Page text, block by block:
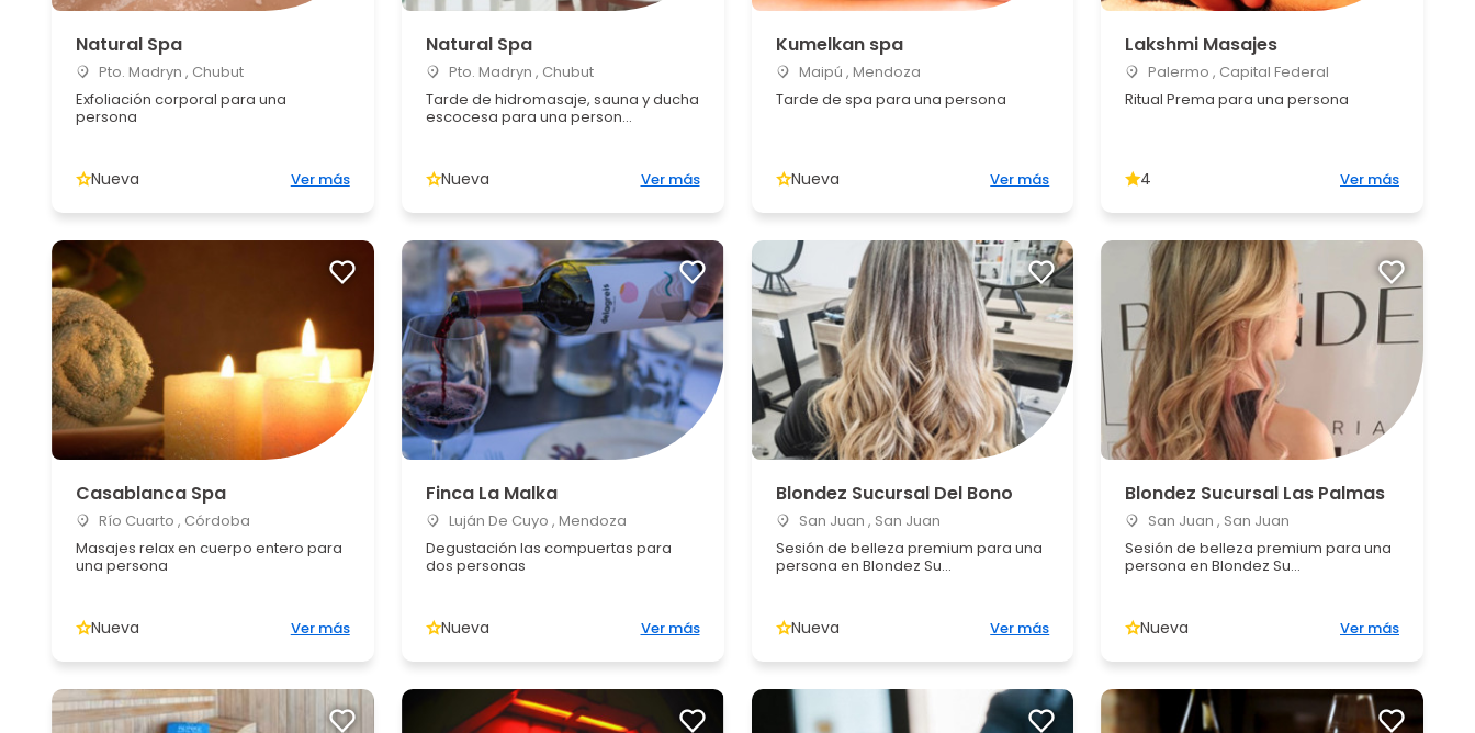
Natural Spa
Pto. Madryn , Chubut
Exfoliación corporal para una
persona
Nueva Ver más
Natural Spa
Pto. Madryn , Chubut
Tarde de hidromasaje, sauna y ducha
escocesa para una person...
Nueva Ver más
Kumelkan spa
Maipú , Mendoza
Tarde de spa para una persona
Nueva Ver más
Lakshmi Masajes
Palermo , Capital Federal
Ritual Prema para una persona
4 Ver más
Casablanca Spa
Río Cuarto , Córdoba
Masajes relax en cuerpo entero para
una persona
Nueva Ver más
Finca La Malka
Luján De Cuyo , Mendoza
Degustación las compuertas para
dos personas
Nueva Ver más
Blondez Sucursal Del Bono
San Juan , San Juan
Sesión de belleza premium para una
persona en Blondez Su...
Nueva Ver más
Blondez Sucursal Las Palmas
San Juan , San Juan
Sesión de belleza premium para una
persona en Blondez Su...
Nueva Ver más